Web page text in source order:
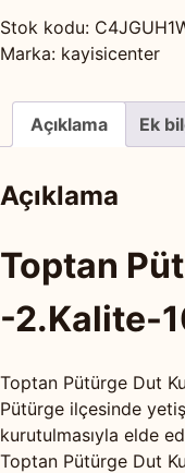
Stok kodu:
Marka: kayisicenter
Açıklama Ek
Açıklama
Toptan
-2.Kalite-
Toptan Pütürge Dut
Pütürge ilçesinde
kurutulmasıyla elde
Toptan Pütürge Dut